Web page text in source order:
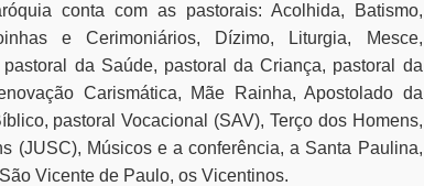
conta com as pastorais: Acolhida, Batismo,
e Cerimoniários, Dízimo, Liturgia, Mesce,
pastoral da Saúde, pastoral da Criança, pastoral da
Carismática, Mãe Rainha, Apostolado da
pastoral Vocacional (SAV), Terço dos Homens,
(JUSC), Músicos e a conferência, a Santa Paulina,
Vicente de Paulo, os Vicentinos.